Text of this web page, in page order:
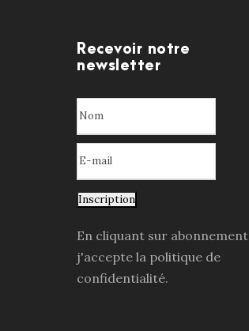
Recevoir notre
newsletter
Inscription
En cliquant sur abonnement
j'accepte la politique de
confidentialité.